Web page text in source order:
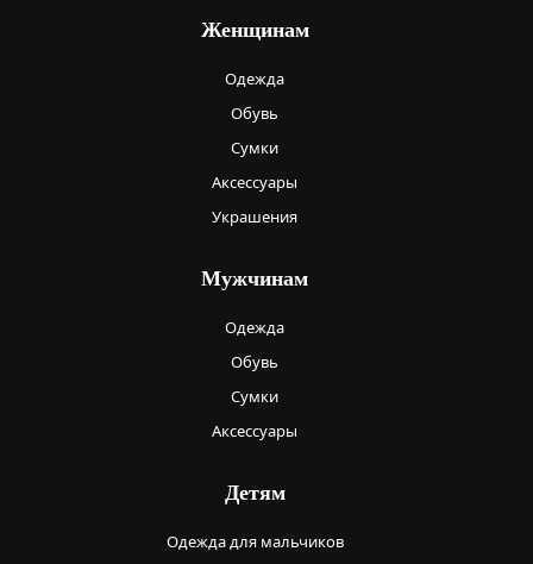
Женщинам
Одежда
Обувь
Сумки
Аксессуары
Украшения
Мужчинам
Одежда
Обувь
Сумки
Аксессуары
Детям
Одежда для мальчиков